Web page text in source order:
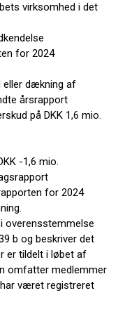
virksomhed i det
for 2024
eller dækning af
årsrapport
på DKK 1,6 mio.
-1,6 mio.
for 2024
overensstemmelse
b og beskriver det
er tildelt i løbet af
omfatter medlemmer
været registreret